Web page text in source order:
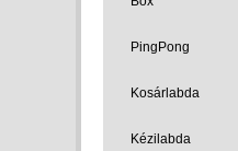
PingPong
Kosárlabda
Kézilabda